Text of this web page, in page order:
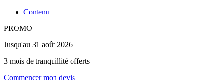
Contenu
PROMO
Jusqu'au 31 août 2026
3 mois de tranquillité offerts
Commencer mon devis